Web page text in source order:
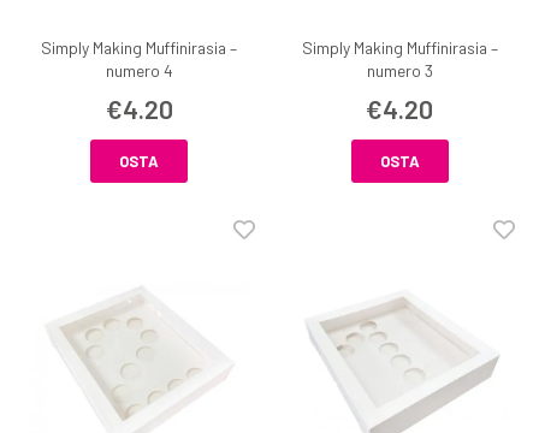
Simply Making Muffinirasia –
numero 4
€4.20
OSTA
Simply Making Muffinirasia –
numero 3
€4.20
OSTA